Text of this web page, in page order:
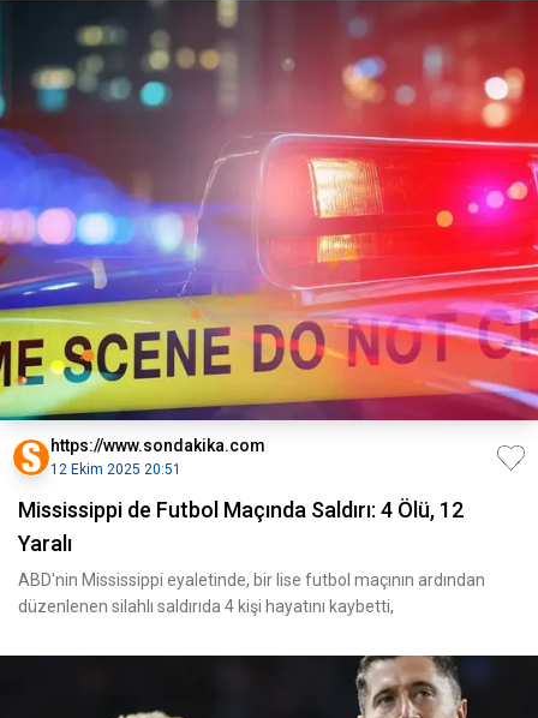
https://www.sondakika.com
12 Ekim 2025 20:51
Mississippi de Futbol Maçında Saldırı: 4 Ölü, 12
Yaralı
ABD'nin Mississippi eyaletinde, bir lise futbol maçının ardından
düzenlenen silahlı saldırıda 4 kişi hayatını kaybetti,